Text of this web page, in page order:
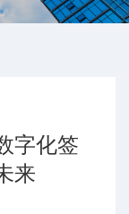
字化签
来